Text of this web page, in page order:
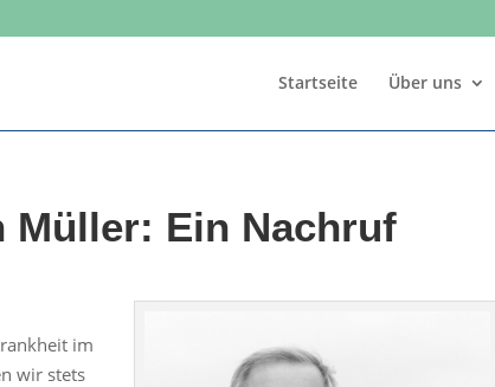
Startseite Über uns
Müller: Ein Nachruf
im
wir stets